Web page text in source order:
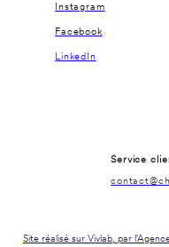
Instagram
Facebook
LinkedIn
Service
Site réalisé sur Vivlab, par